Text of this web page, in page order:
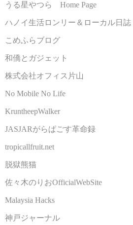
うる星やつら Home Page
ハノイ生活ロンリー＆ローカル日誌
こめふらブログ
和僑とガジェット
株式会社オフィス片山
No Mobile No Life
KruntheepWalker
JASJARがらぱごす革命録
tropicallfruit.net
脱獄熊猫
佐々木のりおOfficialWebSite
Malaysia Hacks
神戸ジャーナル